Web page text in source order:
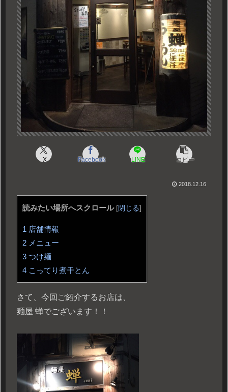
X Facebook LINE コピー
2018.12.16
読みたい場所へスクロール [閉じる]
1 店舗情報
2 メニュー
3 つけ麺
4 こってり煮干とん
さて、今回ご紹介するお店は、
麺屋 蝉でございます！！